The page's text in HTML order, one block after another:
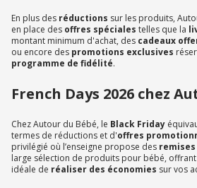
En plus des réductions sur les produits,
en place des offres spéciales telles que la
montant minimum d'achat, des cadeaux
ou encore des promotions exclusives
programme de fidélité.
French Days 2026 chez
Chez Autour du Bébé, le Black Friday
termes de réductions et d'offres
privilégié où l’enseigne propose des
large sélection de produits pour bébé,
idéale de réaliser des économies sur vos